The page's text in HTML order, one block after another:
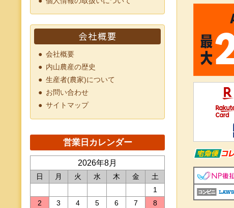
会社概要
会社概要
内山農産の歴史
生産者(農家)について
お問い合わせ
サイトマップ
2026年8月
日 月 火 水 木 金
土
1
2
3 4 5 6 7
8